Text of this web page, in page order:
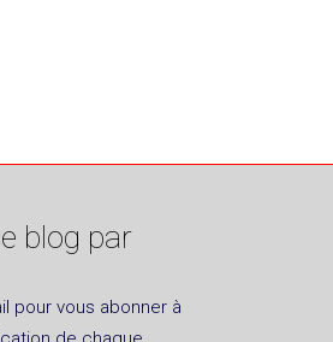
blog par
pour vous abonner à